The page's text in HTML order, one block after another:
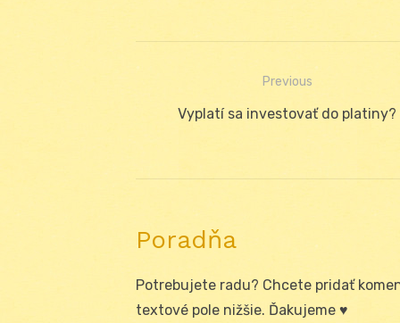
Navigácia
Previous
Previous
Vyplatí sa investovať do platiny?
Poradňa
Potrebujete radu? Chcete pridať
textové pole nižšie. Ďakujeme ♥